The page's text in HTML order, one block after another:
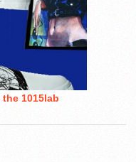
the 1015lab